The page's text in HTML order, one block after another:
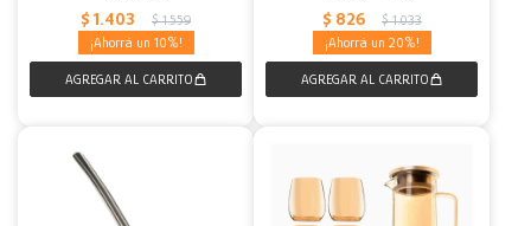
$ 1.403 $ 1.559
10
$ 826 $ 1.033
20